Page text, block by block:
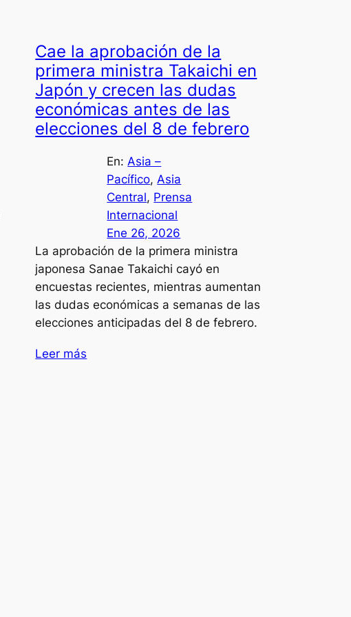
Cae la aprobación de la
primera ministra Takaichi en
Japón y crecen las dudas
económicas antes de las
elecciones del 8 de febrero
En: Asia –
Pacífico, Asia
Central, Prensa
Internacional
Ene 26, 2026
La aprobación de la primera ministra
japonesa Sanae Takaichi cayó en
encuestas recientes, mientras aumentan
las dudas económicas a semanas de las
elecciones anticipadas del 8 de febrero.
Leer más